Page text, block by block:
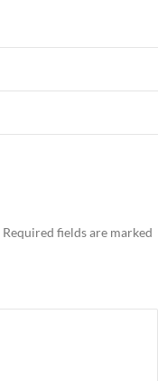
Required fields are marked